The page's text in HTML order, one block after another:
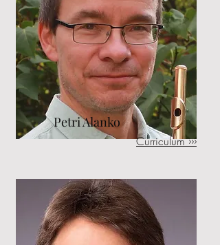
Petri Alanko
Curriculum ›››